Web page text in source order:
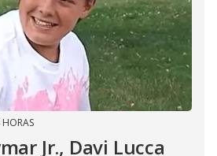
Jr., Davi Lucca